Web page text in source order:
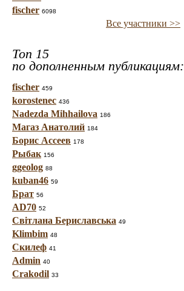
fischer 6098
Все участники >>
Топ 15
по дополненным публикациям:
fischer 459
korostenec 436
Nadezda Mihhailova 186
Магаз Анатолий 184
Борис Ассеев 178
Рыбак 156
ggeolog 88
kuban46 59
Брат 56
AD70 52
Світлана Бериславська 49
Klimbim 48
Скилеф 41
Admin 40
Crakodil 33